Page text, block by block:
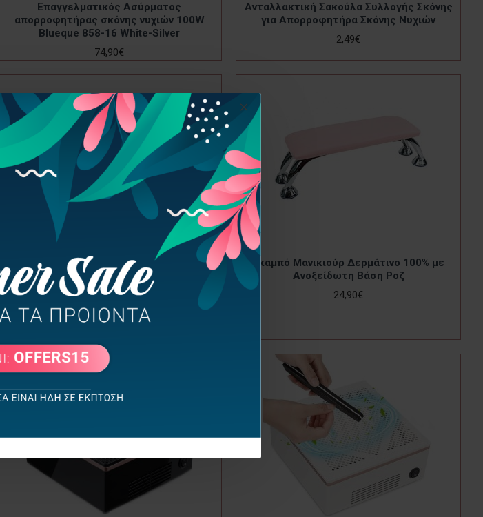
Επαγγελματικός Ασύρματος
απορροφητήρας σκόνης νυχιών 100W
Blueque 858-16 White-Silver
74,90€
Ανταλλακτική Σακούλα Συλλογής Σκόνης
για Απορροφητήρα Σκόνης Νυχιών
2,49€
Σκαμπό Μανικιούρ Δερμάτινο 100% με
Ανοξείδωτη Βάση Λευκό
24,90€
Σκαμπό Μανικιούρ Δερμάτινο 100% με
Ανοξείδωτη Βάση Ροζ
24,90€